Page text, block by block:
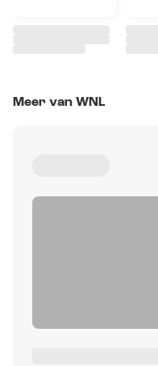
Meer van WNL